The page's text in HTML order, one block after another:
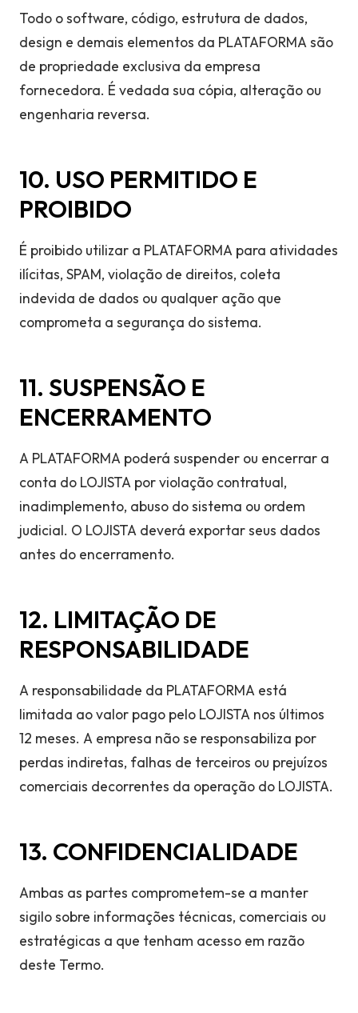
Todo o software, código, estrutura de dados,
design e demais elementos da PLATAFORMA são
de propriedade exclusiva da empresa
fornecedora. É vedada sua cópia, alteração ou
engenharia reversa.
10. USO PERMITIDO E
PROIBIDO
É proibido utilizar a PLATAFORMA para atividades
ilícitas, SPAM, violação de direitos, coleta
indevida de dados ou qualquer ação que
comprometa a segurança do sistema.
11. SUSPENSÃO E
ENCERRAMENTO
A PLATAFORMA poderá suspender ou encerrar a
conta do LOJISTA por violação contratual,
inadimplemento, abuso do sistema ou ordem
judicial. O LOJISTA deverá exportar seus dados
antes do encerramento.
12. LIMITAÇÃO DE
RESPONSABILIDADE
A responsabilidade da PLATAFORMA está
limitada ao valor pago pelo LOJISTA nos últimos
12 meses. A empresa não se responsabiliza por
perdas indiretas, falhas de terceiros ou prejuízos
comerciais decorrentes da operação do LOJISTA.
13. CONFIDENCIALIDADE
Ambas as partes comprometem-se a manter
sigilo sobre informações técnicas, comerciais ou
estratégicas a que tenham acesso em razão
deste Termo.